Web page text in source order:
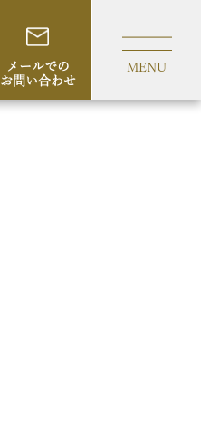
メールでの
お問い合わせ
MENU